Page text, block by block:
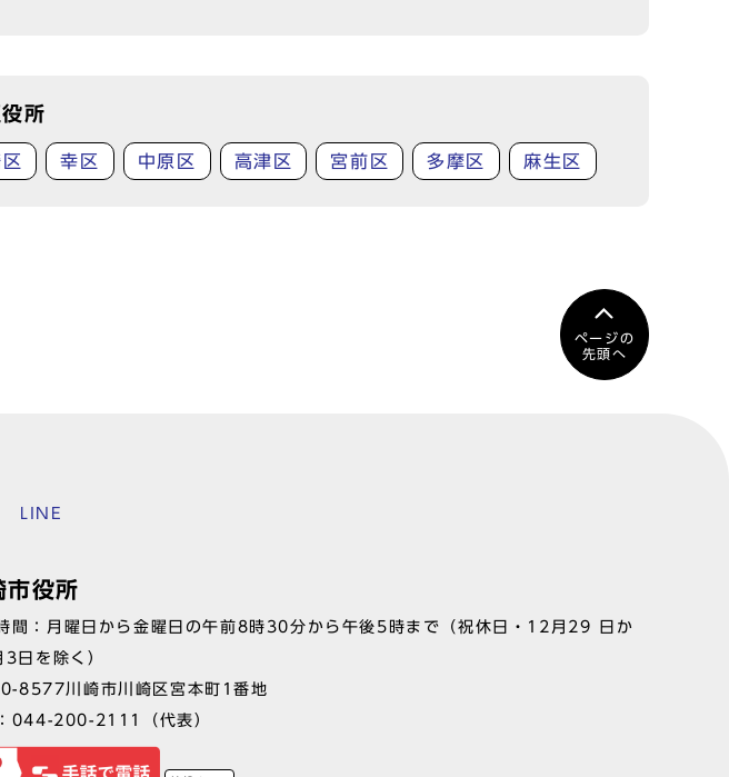
役所
幸区 中原区 高津区 宮前区 多摩区 麻生区
ページの
先頭へ
LINE
市役所
間：月曜日から金曜日の午前8時30分から午後5時まで（祝休日・12月29 日か
3日を除く）
8577川崎市川崎区宮本町1番地
044-200-2111 （代表）